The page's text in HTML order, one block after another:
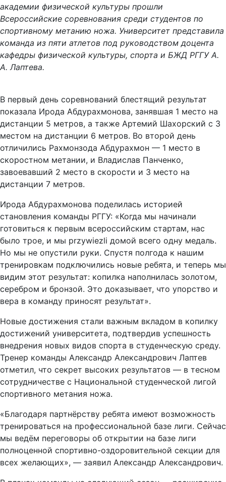
академии физической культуры прошли
Всероссийские соревнования среди студентов по
спортивному метанию ножа. Университет представила
команда из пяти атлетов под руководством доцента
кафедры физической культуры, спорта и БЖД РГГУ А.
А. Лаптева.
В первый день соревнований блестящий результат
показала Ирода Абдурахмонова, занявшая 1 место на
дистанции 5 метров, а также Артемий Шахорский с 3
местом на дистанции 6 метров. Во второй день
отличились Рахмонзода Абдурахмон — 1 место в
скоростном метании, и Владислав Панченко,
завоевавший 2 место в скорости и 3 место на
дистанции 7 метров.
Ирода Абдурахмонова поделилась историей
становления команды РГГУ: «Когда мы начинали
готовиться к первым всероссийским стартам, нас
было трое, и мы przywiezli домой всего одну медаль.
Но мы не опустили руки. Спустя полгода к нашим
тренировкам подключились новые ребята, и теперь мы
видим этот результат: копилка наполнилась золотом,
серебром и бронзой. Это доказывает, что упорство и
вера в команду приносят результат».
Новые достижения стали важным вкладом в копилку
достижений университета, подтвердив успешность
внедрения новых видов спорта в студенческую среду.
Тренер команды Александр Александрович Лаптев
отметил, что секрет высоких результатов — в тесном
сотрудничестве с Национальной студенческой лигой
спортивного метания ножа.
«Благодаря партнёрству ребята имеют возможность
тренироваться на профессиональной базе лиги. Сейчас
мы ведём переговоры об открытии на базе лиги
полноценной спортивно-оздоровительной секции для
всех желающих», — заявил Александр Александрович.